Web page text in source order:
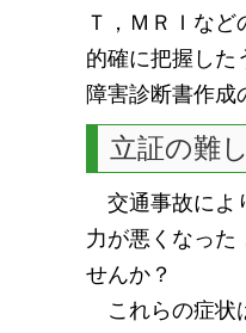
Ｔ，ＭＲＩな
的確に把握した
障害診断書作成
立証の難
交通事故によ
力が悪くなった
せんか？
これらの症状